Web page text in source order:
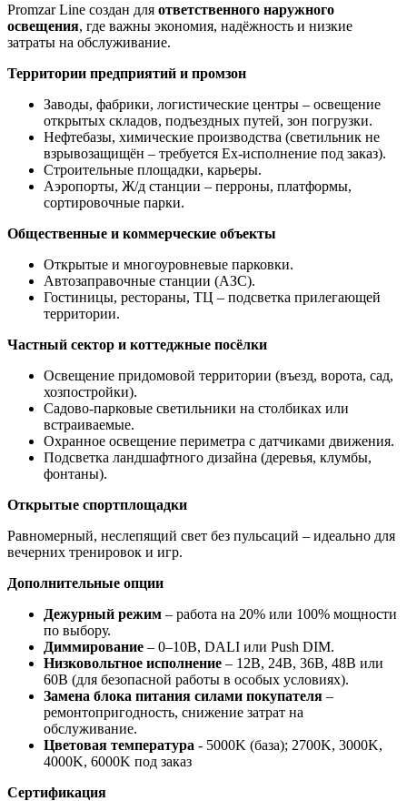
Promzar Line создан для ответственного наружного
освещения, где важны экономия, надёжность и низкие
затраты на обслуживание.
Территории предприятий и промзон
Заводы, фабрики, логистические центры – освещение
открытых складов, подъездных путей, зон погрузки.
Нефтебазы, химические производства (светильник не
взрывозащищён – требуется Ex-исполнение под заказ).
Строительные площадки, карьеры.
Аэропорты, Ж/д станции – перроны, платформы,
сортировочные парки.
Общественные и коммерческие объекты
Открытые и многоуровневые парковки.
Автозаправочные станции (АЗС).
Гостиницы, рестораны, ТЦ – подсветка прилегающей
территории.
Частный сектор и коттеджные посёлки
Освещение придомовой территории (въезд, ворота, сад,
хозпостройки).
Садово-парковые светильники на столбиках или
встраиваемые.
Охранное освещение периметра с датчиками движения.
Подсветка ландшафтного дизайна (деревья, клумбы,
фонтаны).
Открытые спортплощадки
Равномерный, неслепящий свет без пульсаций – идеально для
вечерних тренировок и игр.
Дополнительные опции
Дежурный режим – работа на 20% или 100% мощности
по выбору.
Диммирование – 0–10В, DALI или Push DIM.
Низковольтное исполнение – 12В, 24В, 36В, 48В или
60В (для безопасной работы в особых условиях).
Замена блока питания силами покупателя –
ремонтопригодность, снижение затрат на
обслуживание.
Цветовая температура - 5000K (база); 2700K, 3000K,
4000K, 6000K под заказ
Сертификация